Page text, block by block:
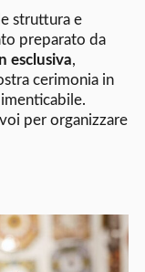
struttura e
preparato da
esclusiva,
cerimonia in
per organizzare